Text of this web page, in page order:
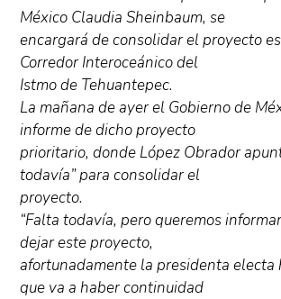
México Claudia Sheinbaum, se
encargará de consolidar el proyecto
Corredor Interoceánico del
Istmo de Tehuantepec.
La mañana de ayer el Gobierno de
informe de dicho proyecto
prioritario, donde López Obrador
todavía” para consolidar el
proyecto.
“Falta todavía, pero queremos
dejar este proyecto,
afortunadamente la presidenta electa
que va a haber continuidad